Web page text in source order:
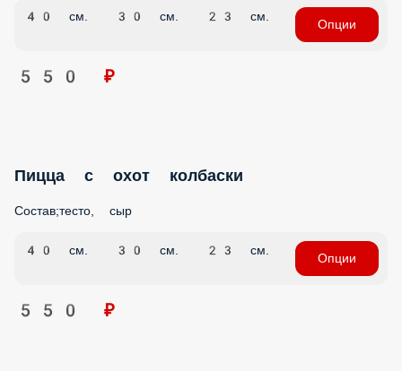
40 см. 30 см. 23 см. Опции
550 ₽
Пицца с охот колбаски
Состав;тесто, сыр
40 см. 30 см. 23 см. Опции
550 ₽